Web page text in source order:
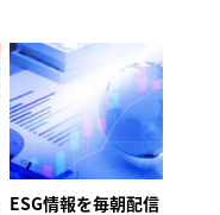
ESG情報を毎朝配信「オル